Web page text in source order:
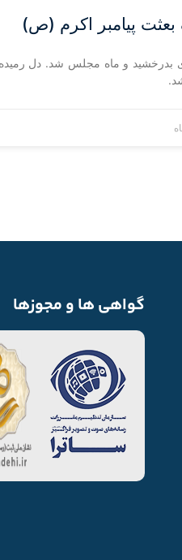
بعثت پیامبر اکرم (ص)
بدرخشید و ماه مجلس شد. دل
گواهی ها و مجوزها